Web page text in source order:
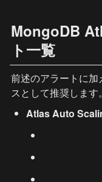
MongoDB
ト一覧
前述のアラートに
スとして推奨します。
Atlas Auto